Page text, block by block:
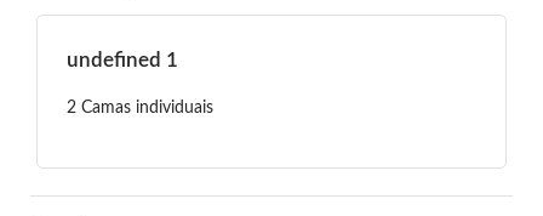
undefined 1
2 Camas individuais